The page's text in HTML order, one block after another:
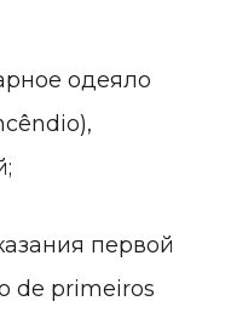
одеяло
первой
de primeiros